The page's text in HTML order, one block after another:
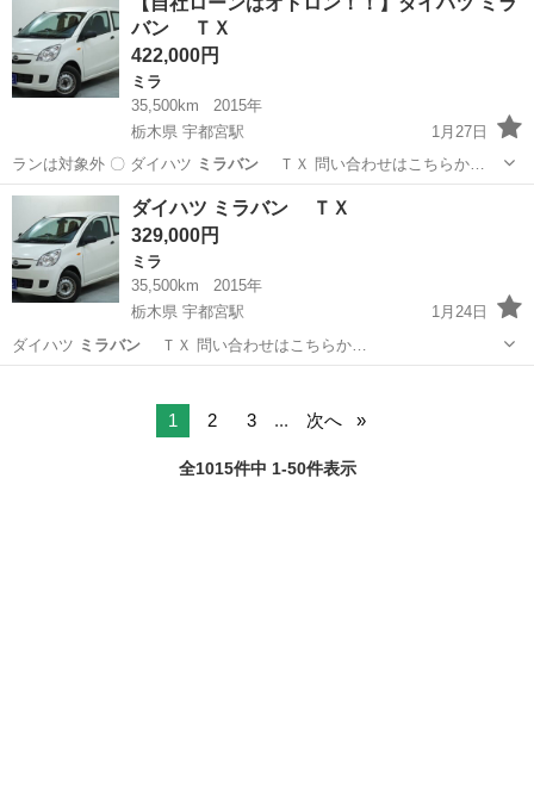
バン ＴＸ
422,000円
ミラ
35,500km
2015年
栃木県 宇都宮駅
1月27日
ランは対象外 〇 ダイハツ ミラバン ＴＸ 問い合わせはこちらか…
栃木 下都賀郡 宇都宮駅 ミラ オトロン
ダイハツ ミラバン ＴＸ
329,000円
ミラ
35,500km
2015年
栃木県 宇都宮駅
1月24日
ダイハツ ミラバン ＴＸ 問い合わせはこちらか…
1 2 3 ... 次へ
全1015件中 1-50件表示